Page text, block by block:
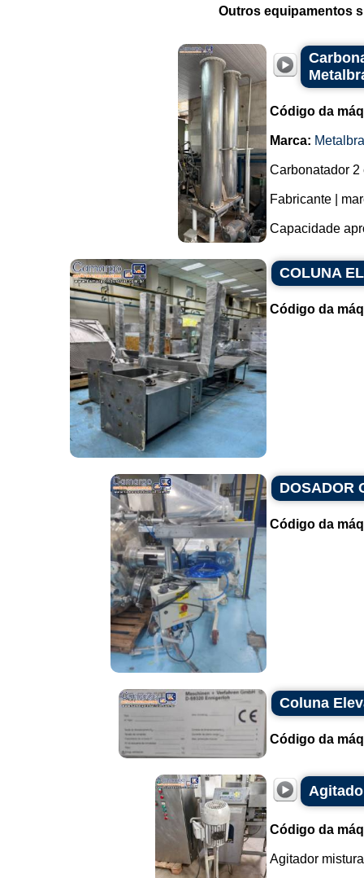
Outros equipamentos
Código da
Marca:
Carbonatador
Fabricante |
Capacidade
COLUNA
Código da
DOSADOR
Código da
Coluna
Código da
Código da
Agitador